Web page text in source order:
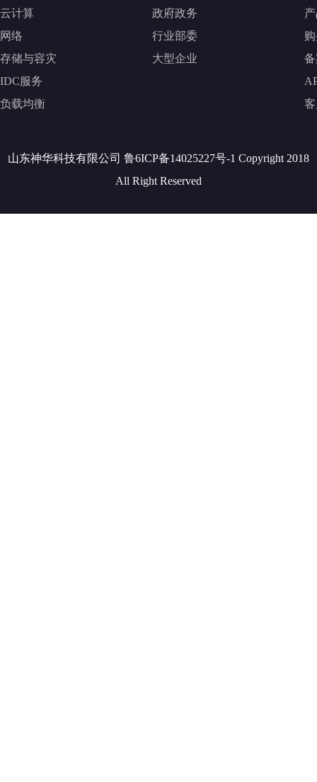
云计算
网络
存储与容灾
IDC服务
负载均衡
政府政务
行业部委
大型企业
山东神华科技有限公司 鲁6ICP备14025227号-1 Copyright 2018
All Right Reserved